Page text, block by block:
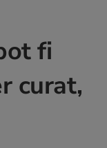
fi
curat,